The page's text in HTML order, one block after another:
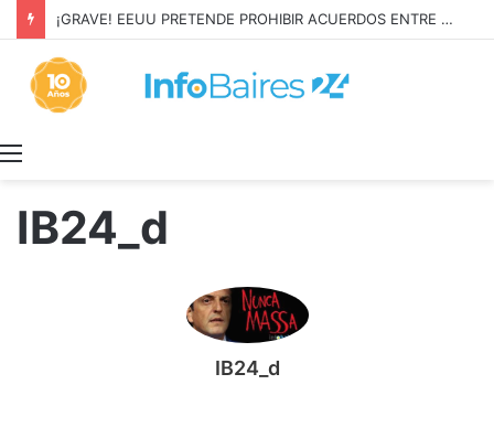
El SMN ELEVÓ el PELIGRO por LLUVIAS en BUENOS AIRES
IB24_d
IB24_d